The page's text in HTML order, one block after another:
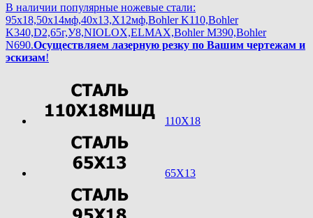
В наличии популярные ножевые стали:
95х18,50х14мф,40х13,Х12мф,Bohler K110,Bohler
K340,D2,65г,У8,NIOLOX,ELMAX,Bohler М390,Bohler
N690.Осуществляем лазерную резку по Вашим чертежам и
эскизам!
110Х18
65Х13